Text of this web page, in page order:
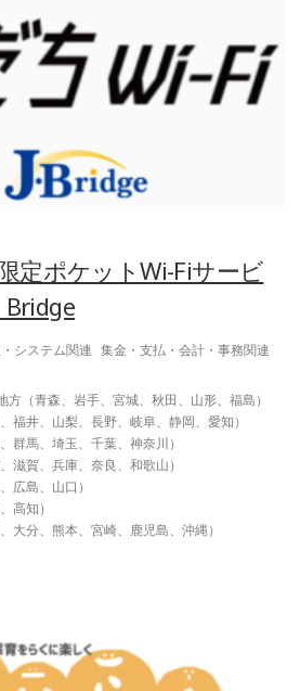
定ポケットWi-Fiサービ
Bridge
システム関連
集金・支払・会計・事務関連
方（青森、岩手、宮城、秋田、山形、福島）
福井、山梨、長野、岐阜、静岡、愛知）
群馬、埼玉、千葉、神奈川）
滋賀、兵庫、奈良、和歌山）
広島、山口）
高知）
大分、熊本、宮崎、鹿児島、沖縄）